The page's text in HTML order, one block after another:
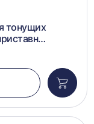
тонущих
в